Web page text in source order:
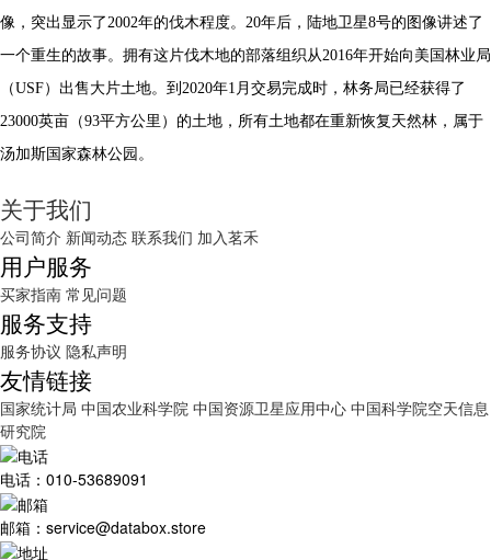
像，突出显示了2002年的伐木程度。20年后，陆地卫星8号的图像讲述了
一个重生的故事。拥有这片伐木地的部落组织从2016年开始向美国林业局
（USF）出售大片土地。到2020年1月交易完成时，林务局已经获得了
23000英亩（93平方公里）的土地，所有土地都在重新恢复天然林，属于
汤加斯国家森林公园。
关于我们
公司简介 新闻动态 联系我们 加入茗禾
用户服务
买家指南 常见问题
服务支持
服务协议 隐私声明
友情链接
国家统计局 中国农业科学院 中国资源卫星应用中心 中国科学院空天信息
研究院
电话：010-53689091
邮箱：service@databox.store